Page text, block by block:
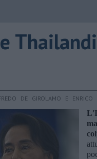
DE GIROLAMO E ENRICO